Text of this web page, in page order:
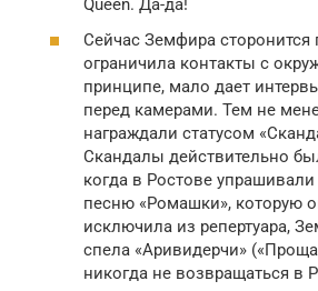
Queen. Да-да!
Сейчас Земфира сторонится
ограничила контакты с
принципе, мало дает
перед камерами. Тем не
награждали статусом
Скандалы действительно
когда в Ростове упрашивали
песню «Ромашки», которую
исключила из репертуара,
спела «Аривидерчи»
никогда не возвращаться в